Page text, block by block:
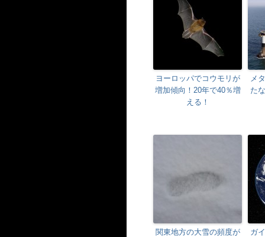
ヨーロッパでコウモリが
増加傾向！20年で40％増
える！
メ
た
関東地方の大雪の頻度が
ガ